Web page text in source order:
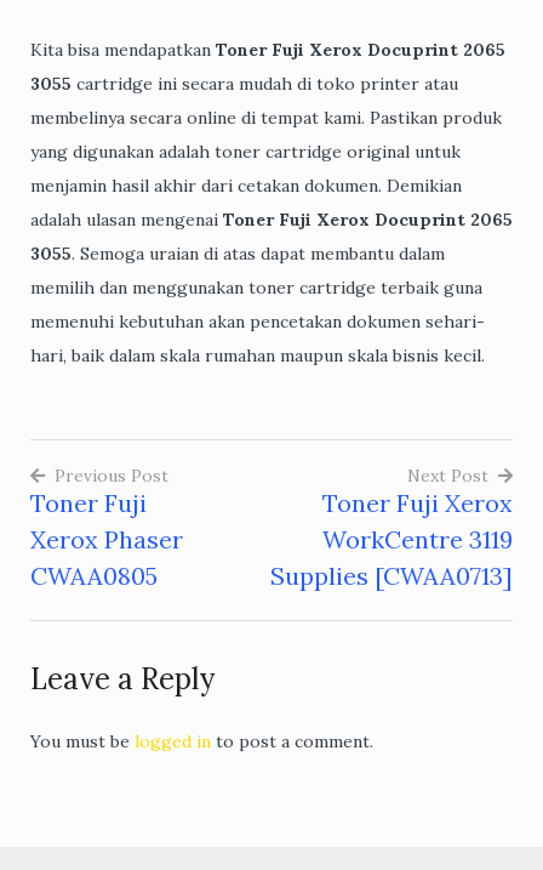
Kita bisa mendapatkan Toner Fuji Xerox Docuprint 2065
3055 cartridge ini secara mudah di toko printer atau
membelinya secara online di tempat kami. Pastikan produk
yang digunakan adalah toner cartridge original untuk
menjamin hasil akhir dari cetakan dokumen. Demikian
adalah ulasan mengenai Toner Fuji Xerox Docuprint 2065
3055. Semoga uraian di atas dapat membantu dalam
memilih dan menggunakan toner cartridge terbaik guna
memenuhi kebutuhan akan pencetakan dokumen sehari-
hari, baik dalam skala rumahan maupun skala bisnis kecil.
Post
navigation
Previous Post
Toner Fuji
Xerox Phaser
CWAA0805
Next Post
Toner Fuji Xerox
WorkCentre 3119
Supplies [CWAA0713]
Leave a Reply
You must be logged in to post a comment.